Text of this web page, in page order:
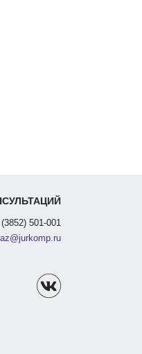
501-001